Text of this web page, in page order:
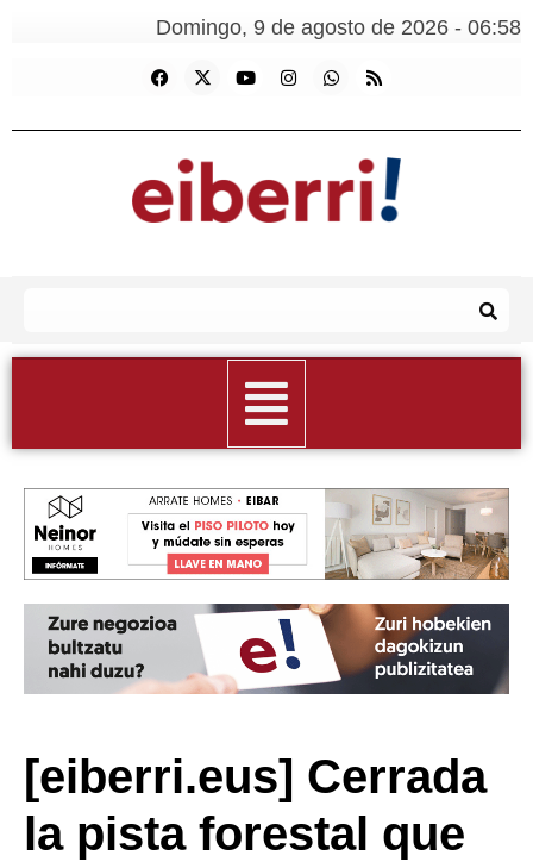
Domingo, 9 de agosto de 2026 - 06:58
[eiberri.eus] Cerrada
la pista forestal que